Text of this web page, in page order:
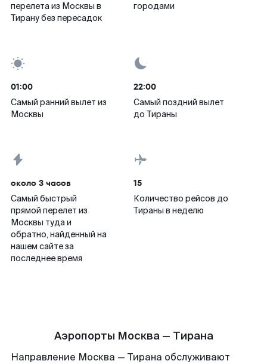
перелета из Москвы в
Тирану без пересадок
городами
01:00
Самый ранний вылет из
Москвы
22:00
Самый поздний вылет
до Тираны
около 3 часов
Самый быстрый
прямой перелет из
Москвы туда и
обратно, найденный на
нашем сайте за
последнее время
15
Количество рейсов до
Тираны в неделю
Аэропорты Москва — Тирана
Направление Москва — Тирана обслуживают